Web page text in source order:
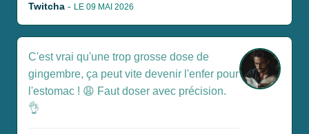
Twitcha - LE 09 MAI 2026
C'est vrai qu'une trop grosse dose de
gingembre, ça peut vite devenir l'enfer pour
l'estomac ! 😩 Faut doser avec précision.
👌